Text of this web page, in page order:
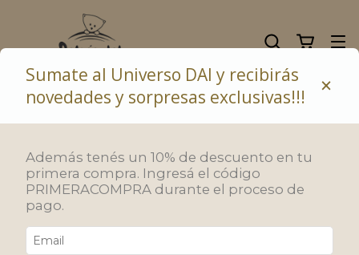
10% de descuento abonando con transferencia bancaria
Sumate al Universo DAI y recibirás
novedades y sorpresas exclusivas!!!
×
Además tenés un 10% de descuento en tu
primera compra. Ingresá el código
PRIMERACOMPRA durante el proceso de
pago.